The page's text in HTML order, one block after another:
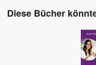
Diese Bücher